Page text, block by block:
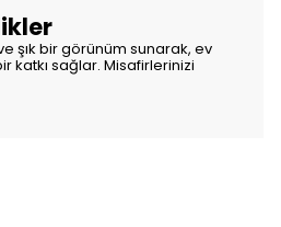
şık bir görünüm sunarak, ev
katkı sağlar. Misafirlerinizi